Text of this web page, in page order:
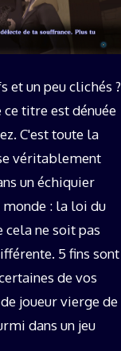
et un peu clichés ?
ce titre est dénuée
C'est toute la
véritablement
un échiquier
: la loi du
cela ne soit pas
5 fins sont
de vos
joueur vierge de
dans un jeu